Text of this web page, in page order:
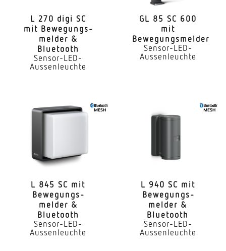
Außenbereich Hauseingang Rund ums Haus Hof &
Einfahrt
Montageort
Montagehöhe
Montagehöhe max
2,50 m
Leistung
8,5 W
L 270 digi SC
mit Bewe­gungs­
melder &
Bluetooth
Sensor-LED-
Aussenleuchte
GL 85 SC 600
mit
Bewegungsmelder
Sensor-LED-
Aussenleuchte
L 845 SC mit
Bewe­gungs­
melder &
Bluetooth
Sensor-LED-
Aussenleuchte
L 940 SC mit
Bewe­gungs­
melder &
Bluetooth
Sensor-LED-
Aussenleuchte